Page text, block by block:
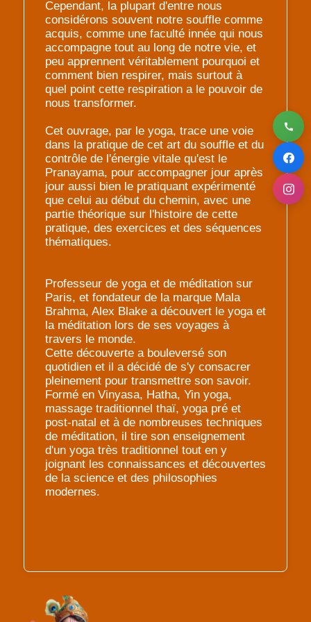
Cependant, la plupart d'entre nous
considérons souvent notre souffle comme
acquis, comme une faculté innée qui nous
accompagne tout au long de notre vie, et
peu apprennent véritablement pourquoi et
comment bien respirer, mais surtout à
quel point cette respiration a le pouvoir de
nous transformer.
Cet ouvrage, par le yoga, trace une voie
dans la pratique de cet art du souffle et du
contrôle de l'énergie vitale qu'est le
Pranayama, pour accompagner jour après
jour aussi bien le pratiquant expérimenté
que celui au début du chemin, avec une
partie théorique sur l'histoire de cette
pratique, des exercices et des séquences
thématiques.
Professeur de yoga et de méditation sur
Paris, et fondateur de la marque Mala
Brahma, Alex Blake a découvert le yoga et
la méditation lors de ses voyages à
travers le monde.
Cette découverte a bouleversé son
quotidien et il a décidé de s'y consacrer
pleinement pour transmettre son savoir.
Formé en Vinyasa, Hatha, Yin yoga,
massage traditionnel thaï, yoga pré et
post-natal et à de nombreuses techniques
de méditation, il tire son enseignement
d'un yoga très traditionnel tout en y
joignant les connaissances et découvertes
de la science et des philosophies
modernes.